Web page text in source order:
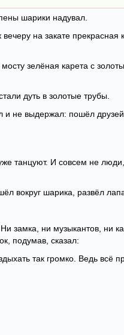
шарики надувал.
на закате прекрасная
зелёная карета с
дуть в золотые трубы.
и не выдержал: пошёл
танцуют. И совсем не
вокруг шарика, развёл
замка, ни музыкантов, ни
подумав, сказал:
так громко. Ведь всё